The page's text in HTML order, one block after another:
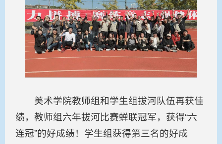
美术学院教师组和学生组拔河队伍再获佳
绩，教师组六年拔河比赛蝉联冠军，获得“六
连冠”的好成绩！学生组获得第三名的好成